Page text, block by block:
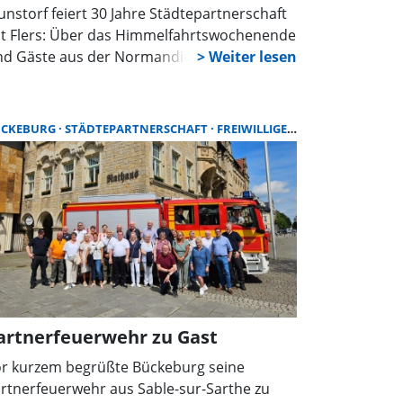
feiert 30 Jahre Städtepartnerschaft
Flers: Über das Himmelfahrtswochenende
Gäste aus der Normandie zu Besuch.
alle Interessierten eingeladen sind.
STÄDTEPARTNERSCHAFT FREIWILLIGE FEUERWEHR
zu Gast
kurzem begrüßte Bückeburg seine
aus Sable-sur-Sarthe zu